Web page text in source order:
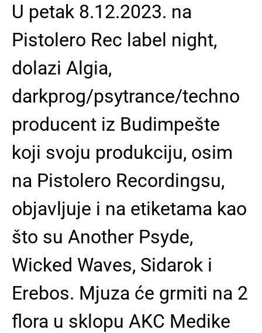
U petak 8.12.2023. na
Pistolero Rec label night,
dolazi Algia,
darkprog/psytrance/techno
producent iz Budimpešte
koji svoju produkciju, osim
na Pistolero Recordingsu,
objavljuje i na etiketama kao
što su Another Psyde,
Wicked Waves, Sidarok i
Erebos. Mjuza će grmiti na 2
flora u sklopu AKC Medike